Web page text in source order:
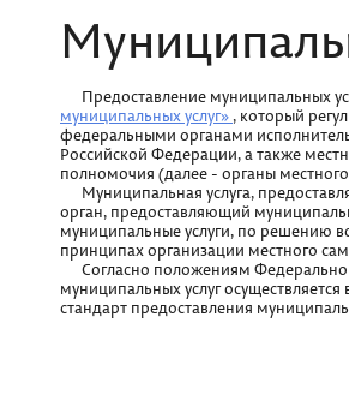
Предоставление муниципальных
муниципальных услуг» , который
федеральными органами
Российской Федерации, а также
полномочия (далее - органы
Муниципальная услуга,
орган, предоставляющий
муниципальные услуги, по решению
принципах организации местного
Согласно положениям
муниципальных услуг
стандарт предоставления